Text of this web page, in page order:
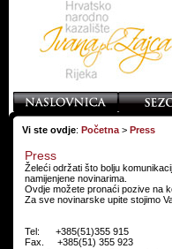
Vi ste ovdje: Početna > Press
Press
Želeći održati što bolju
namijenjene novinarima.
Ovdje možete pronaći pozive na
Za sve novinarske upite stojimo
Tel: +385(51)355 915
Fax. +385(51) 355 923